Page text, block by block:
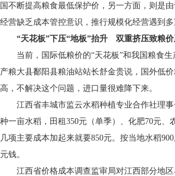
国不断提高粮食最低保护价，另一方面，则是
经营缺乏成本管控意识，推行规模化经营遇到多
“天花板”下压“地板”抬升 双重挤压致粮价
当前，国际低粮价的“天花板”和我国粮食生
产粮大县鄱阳县粮油站站长舒金贵说，国外低
高，不解决这个问题，进口量很难降下来。
江西省丰城市监云水稻种植专业合作社理事
种一亩水稻，田租350元（单季）、化肥70元、
几项主要成本加起来就要850元。按当地水稻
元钱。
江西省价格成本调查监审局对江西部分地区